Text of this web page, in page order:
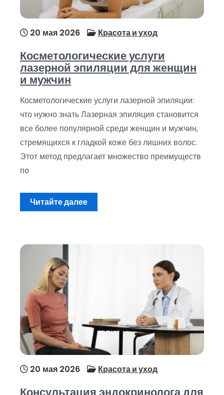
20 мая 2026 Красота и уход
Косметологические услуги
лазерной эпиляции для женщин
и мужчин
Косметологические услуги лазерной эпиляции:
что нужно знать Лазерная эпиляция становится
все более популярной среди женщин и мужчин,
стремящихся к гладкой коже без лишних волос.
Этот метод предлагает множество преимуществ
по
Читайте далее
20 мая 2026 Красота и уход